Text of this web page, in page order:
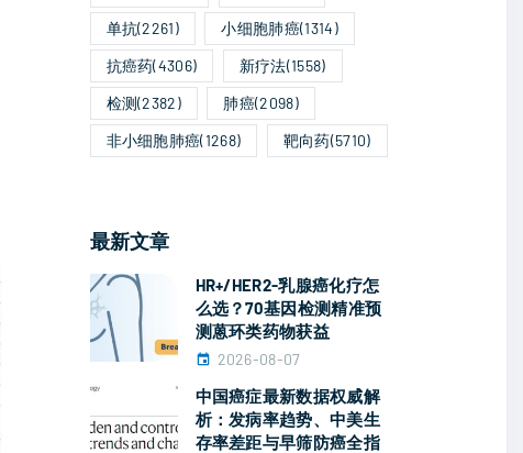
单抗(2261) 小细胞肺癌(1314)
抗癌药(4306) 新疗法(1558)
检测(2382) 肺癌(2098)
非小细胞肺癌(1268) 靶向药(5710)
最新文章
HR+/HER2-乳腺癌化疗怎
么选？70基因检测精准预
测蒽环类药物获益
2026-08-07
中国癌症最新数据权威解
析：发病率趋势、中美生
存率差距与早筛防癌全指